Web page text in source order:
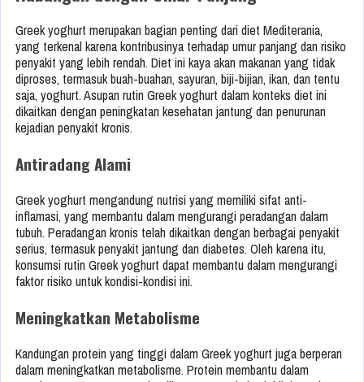
Greek yoghurt merupakan bagian penting dari diet Mediterania,
yang terkenal karena kontribusinya terhadap umur panjang dan risiko
penyakit yang lebih rendah. Diet ini kaya akan makanan yang tidak
diproses, termasuk buah-buahan, sayuran, biji-bijian, ikan, dan tentu
saja, yoghurt. Asupan rutin Greek yoghurt dalam konteks diet ini
dikaitkan dengan peningkatan kesehatan jantung dan penurunan
kejadian penyakit kronis.
Antiradang Alami
Greek yoghurt mengandung nutrisi yang memiliki sifat anti-
inflamasi, yang membantu dalam mengurangi peradangan dalam
tubuh. Peradangan kronis telah dikaitkan dengan berbagai penyakit
serius, termasuk penyakit jantung dan diabetes. Oleh karena itu,
konsumsi rutin Greek yoghurt dapat membantu dalam mengurangi
faktor risiko untuk kondisi-kondisi ini.
Meningkatkan Metabolisme
Kandungan protein yang tinggi dalam Greek yoghurt juga berperan
dalam meningkatkan metabolisme. Protein membantu dalam